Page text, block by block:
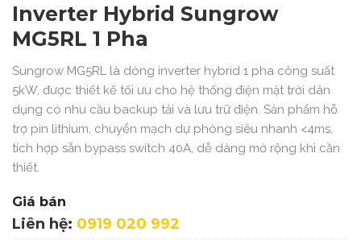
Inverter Hybrid Sungrow
MG5RL 1 Pha
Sungrow MG5RL là dòng inverter hybrid 1 pha công suất
5kW, được thiết kế tối ưu cho hệ thống điện mặt trời dân
dụng có nhu cầu backup tải và lưu trữ điện. Sản phẩm hỗ
trợ pin lithium, chuyển mạch dự phòng siêu nhanh <4ms,
tích hợp sẵn bypass switch 40A, dễ dàng mở rộng khi cần
thiết.
Giá bán
Liên hệ: 0919 020 992